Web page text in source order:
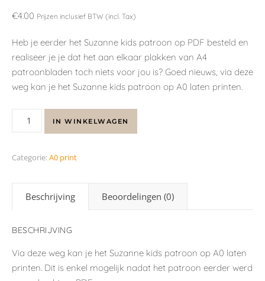
€4.00 Prijzen inclusief BTW (incl. Tax)
Heb je eerder het Suzanne kids patroon op PDF besteld en
realiseer je je dat het aan elkaar plakken van A4
patroonbladen toch niets voor jou is? Goed nieuws, via deze
weg kan je het Suzanne kids patroon op A0 laten printen.
IN WINKELWAGEN
Categorie:A0 print
Beschrijving Beoordelingen (0)
BESCHRIJVING
Via deze weg kan je het Suzanne kids patroon op A0 laten
printen. Dit is enkel mogelijk nadat het patroon eerder werd